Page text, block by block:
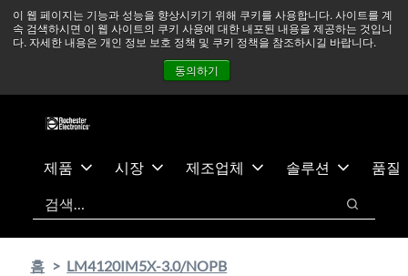
이 웹 페이지는 기능과 성능을 향상시키기 위해 쿠키를 사용합니다. 사이트를 계
속 검색하시면 이 웹 사이트의 쿠키 사용에 대한 내포된 내용을 제공하는 것입니
다. 자세한 내용은 개인 정보 보호 정책 및 쿠키 정책을 참조하시길 바랍니다.
동의하기
츠
건
중동 지역 상황을 지속적으로 주시하고 있으며, 모든 서비스는
정상적으로 운영되고 있습니다. 더 읽어보기 →
뉴스
문의하기
제품 시장 제조업체 솔루션
품질
검색
검색
홈 LM4120IM5X-3.0/NOPB